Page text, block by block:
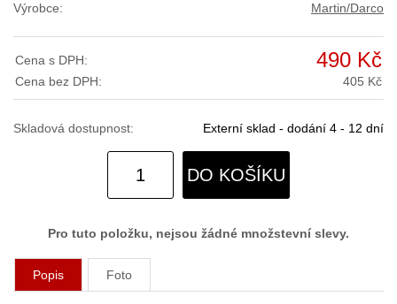
Výrobce:
Martin/Darco
Cena s DPH: 490 Kč
Cena bez DPH: 405 Kč
Skladová dostupnost: Externí sklad - dodání 4 - 12 dní
DO KOŠÍKU
Pro tuto položku, nejsou žádné množstevní slevy.
Popis Foto